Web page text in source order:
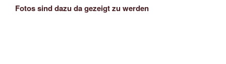
Fotos sind dazu da gezeigt zu werden